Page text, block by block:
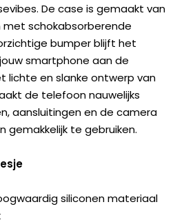
De case is gemaakt van
schokabsorberende
bumper blijft het
smartphone aan de
lichte en slanke ontwerp van
de telefoon nauwelijks
aansluitingen en de camera
gemakkelijk te gebruiken.
siliconen materiaal